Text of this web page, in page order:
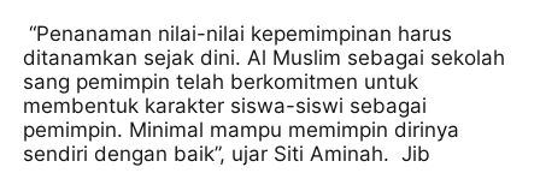
“Penanaman nilai-nilai kepemimpinan harus
ditanamkan sejak dini. Al Muslim sebagai sekolah
sang pemimpin telah berkomitmen untuk
membentuk karakter siswa-siswi sebagai
pemimpin. Minimal mampu memimpin dirinya
sendiri dengan baik”, ujar Siti Aminah. Jib